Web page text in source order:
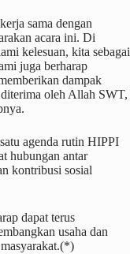
sama dengan
acara ini. Di
kelesuan, kita sebagai
juga berharap
dampak
oleh Allah SWT,
agenda rutin HIPPI
hubungan antar
kontribusi sosial
dapat terus
usaha dan